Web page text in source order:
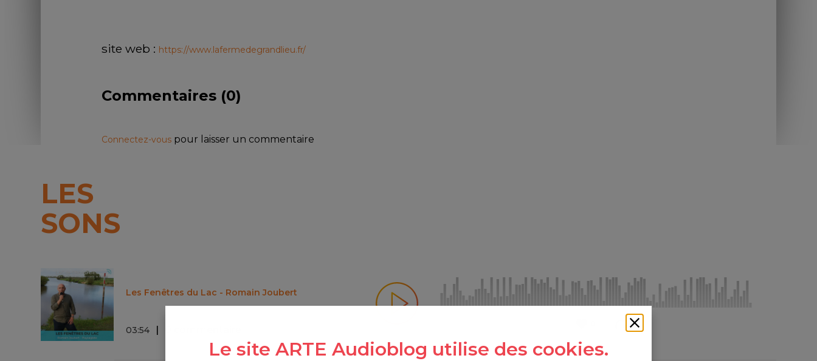
site web : https://www.lafermedegrandlieu.fr/
Commentaires (0)
Connectez-vous pour laisser un commentaire
LES
SONS
Les Fenêtres du Lac - Romain Joubert
03:54
87
Le site ARTE Audioblog utilise des cookies.